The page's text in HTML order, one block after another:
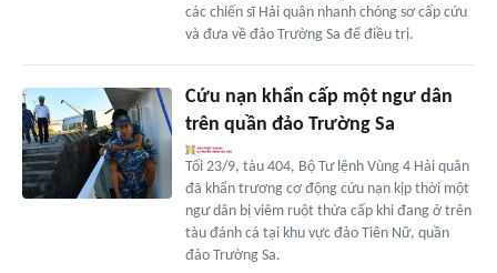
các chiến sĩ Hải quân nhanh chóng sơ cấp cứu
và đưa về đảo Trường Sa để điều trị.
Cứu nạn khẩn cấp một ngư dân
trên quần đảo Trường Sa
Tối 23/9, tàu 404, Bộ Tư lệnh Vùng 4 Hải quân
đã khẩn trương cơ động cứu nạn kịp thời một
ngư dân bị viêm ruột thừa cấp khi đang ở trên
tàu đánh cá tại khu vực đảo Tiên Nữ, quần
đảo Trường Sa.